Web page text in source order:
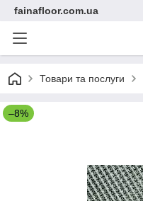
fainafloor.com.ua
Товари та послуги
–8%